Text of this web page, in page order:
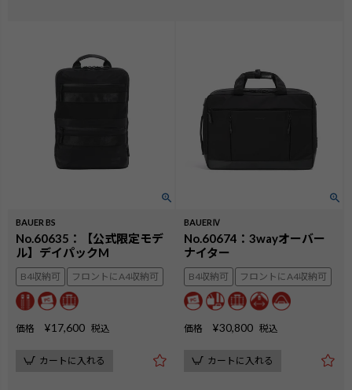
BAUER BS
No.60635：【公式限定モデ
ル】デイパックM
B4収納可 フロントにA4収納可
価格 ¥17,600 税込
カートに入れる
BAUERⅣ
No.60674：3wayオーバー
ナイター
B4収納可 フロントにA4収納可
価格 ¥30,800 税込
カートに入れる